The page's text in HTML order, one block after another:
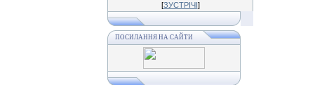
[ЗУСТРІЧІ]
ПОСИЛАННЯ НА САЙТИ